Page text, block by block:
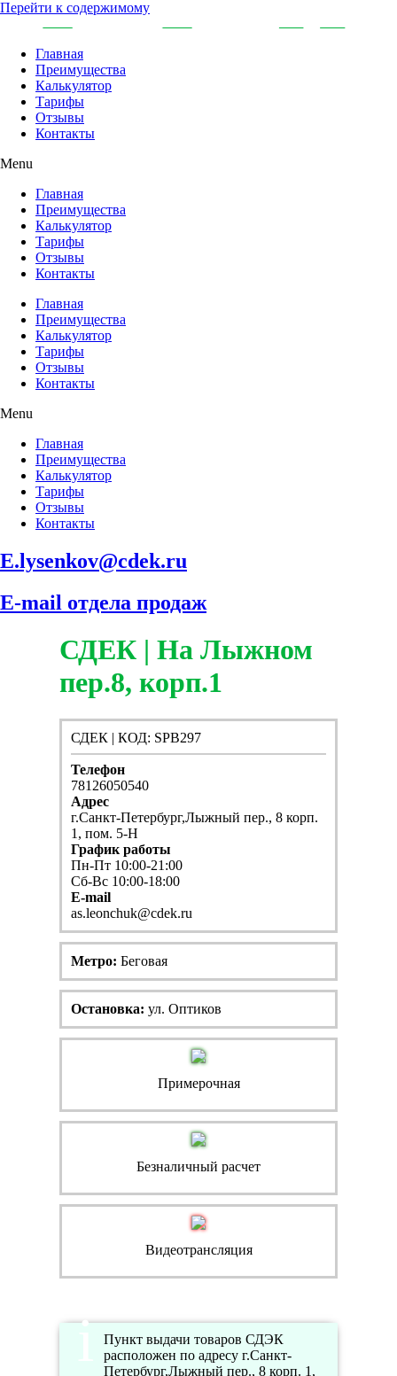
Перейти к содержимому
Главная
Преимущества
Калькулятор
Тарифы
Отзывы
Контакты
Menu
Главная
Преимущества
Калькулятор
Тарифы
Отзывы
Контакты
Главная
Преимущества
Калькулятор
Тарифы
Отзывы
Контакты
Menu
Главная
Преимущества
Калькулятор
Тарифы
Отзывы
Контакты
E.lysenkov@cdek.ru
E-mail отдела продаж
СДЕК | На Лыжном
пер.8, корп.1
СДЕК | КОД: SPB297
Телефон
78126050540
Адрес
г.Санкт-Петербург,Лыжный пер., 8 корп.
1, пом. 5-Н
График работы
Пн-Пт 10:00-21:00
Сб-Вс 10:00-18:00
E-mail
as.leonchuk@cdek.ru
Метро:Беговая
Остановка: ул. Оптиков
Примерочная
Безналичный расчет
Видеотрансляция
Пункт выдачи товаров СДЭК
расположен по адресу г.Санкт-
Петербург,Лыжный пер., 8 корп. 1,